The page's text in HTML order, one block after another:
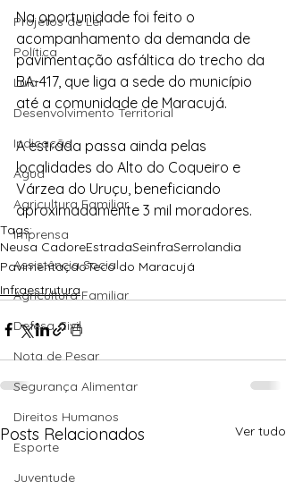
Projetos de Lei
Política
Lula
Desenvolvimento Territorial
Indicação
Água
Agricultura Familiar
Imprensa
Assistência Social
Agricultura Familiar
Defesa Civil
Nota de Pesar
Segurança Alimentar
Direitos Humanos
Esporte
Juventude
Na oportunidade foi feito o
acompanhamento da demanda de
pavimentação asfáltica do trecho da
BA-417, que liga a sede do município
até a comunidade de Maracujá.
A estrada passa ainda pelas
localidades do Alto do Coqueiro e
Várzea do Uruçu, beneficiando
aproximadamente 3 mil moradores.
Tags:
Neusa CadoreEstradaSeinfraSerrolandia
PavimentaçaoTeco do Maracujá
Infraestrutura
Posts Relacionados Ver tudo